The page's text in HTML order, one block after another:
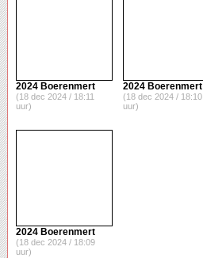
2024 Boerenmert
(18 dec 2024 / 18:11
uur)
2024 Boerenmert
(18 dec 2024 / 18:10
uur)
2024 Boerenmert
(18 dec 2024 / 18:09
uur)